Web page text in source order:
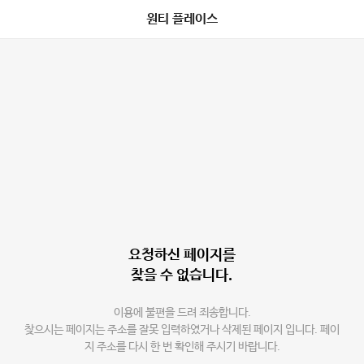
원티 플레이스
요청하신 페이지를
찾을 수 없습니다.
이용에 불편을 드려 죄송합니다.
찾으시는 페이지는 주소를 잘못 입력하였거나 삭제된 페이지 입니다. 페이
지 주소를 다시 한 번 확인해 주시기 바랍니다.